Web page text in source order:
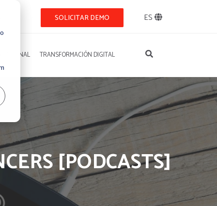
SOLICITAR DEMO ES
TRANSFORMACIÓN DIGITAL
[PODCASTS]